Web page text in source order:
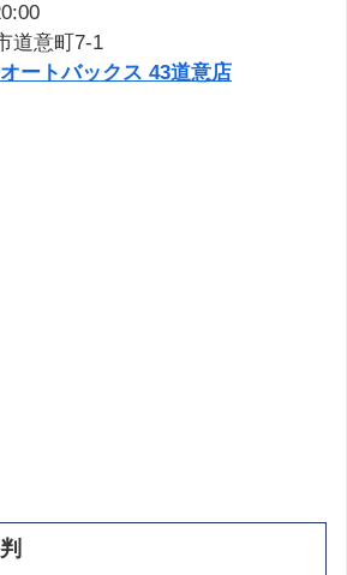
道意町7-1
ートバックス 43道意店